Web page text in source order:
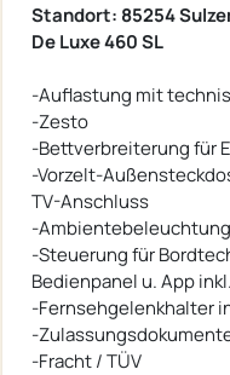
Standort: 85254
De Luxe 460 SL
-Auflastung mit
-Zesto
-Bettverbreiterung für
-Vorzelt-
TV-Anschluss
-
-Steuerung für
Bedienpanel u. App
-Fernsehgelenkhalter
-
-Fracht / TÜV